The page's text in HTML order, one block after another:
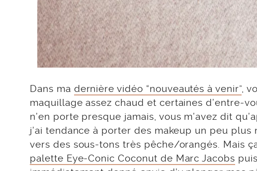
Dans ma dernière vidéo “nouveautés à venir”,
maquillage assez chaud et certaines d’entre-
n’en porte presque jamais, vous m’avez dit
j’ai tendance à porter des makeup un peu
vers des sous-tons très pêche/orangés. Mais
palette Eye-Conic Coconut de Marc Jacobs